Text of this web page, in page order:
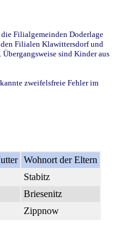
Filialgemeinden Doderlage
Filialen Klawittersdorf und
sind Kinder aus
zweifelsfreie Fehler im
Wohnort der Eltern
Stabitz
Briesenitz
Zippnow